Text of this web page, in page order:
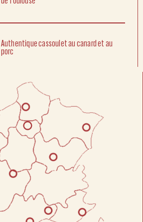
Authentique cassoulet au canard et au
porc
Authentique cassoulet au canard et au
porc
Authentique cassoulet au canard et au
porc
Authentique cassoulet au canard et
saucisse de Toulouse